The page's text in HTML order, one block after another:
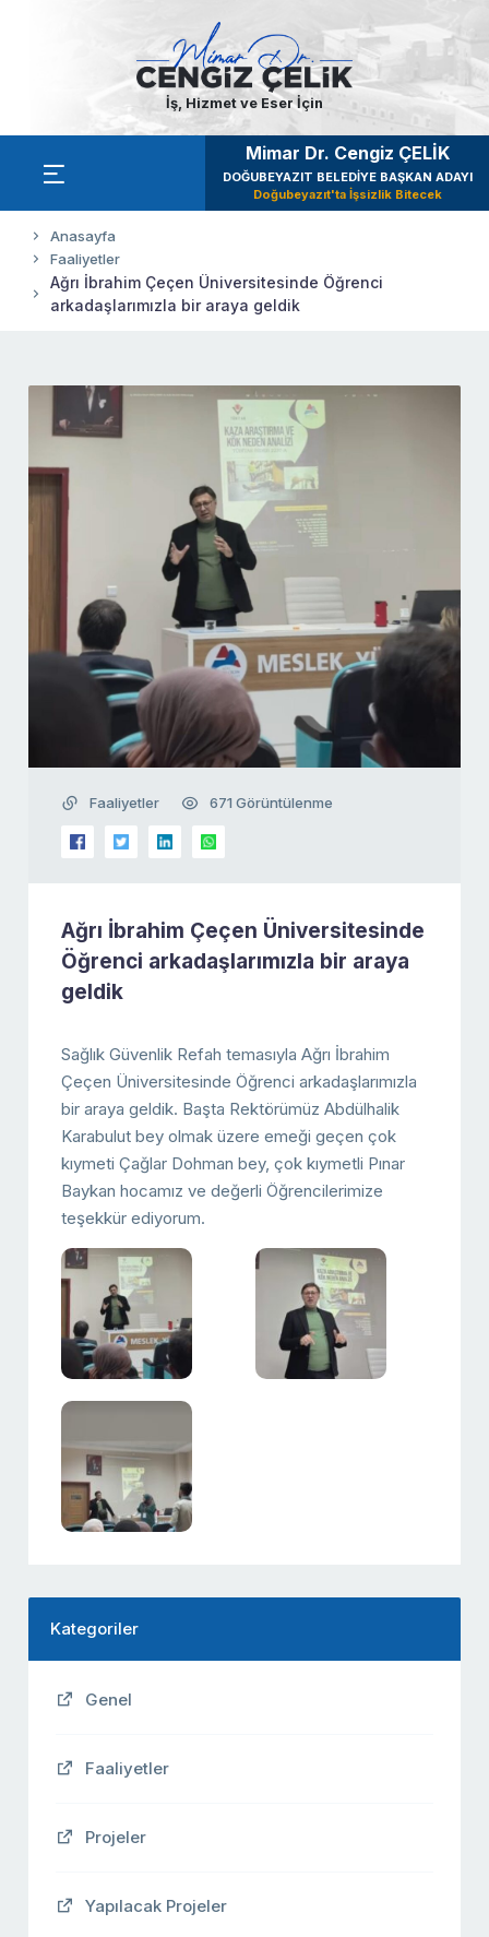
İş, Hizmet ve Eser İçin
Mimar Dr. Cengiz ÇELİK
DOĞUBEYAZIT BELEDİYE BAŞKAN ADAYI
Doğubeyazıt'ta İşsizlik Bitecek
Anasayfa
Faaliyetler
Ağrı İbrahim Çeçen Üniversitesinde Öğrenci
arkadaşlarımızla bir araya geldik
Faaliyetler 671 Görüntülenme
Ağrı İbrahim Çeçen Üniversitesinde
Öğrenci arkadaşlarımızla bir araya
geldik
Sağlık Güvenlik Refah temasıyla Ağrı İbrahim
Çeçen Üniversitesinde Öğrenci arkadaşlarımızla
bir araya geldik. Başta Rektörümüz Abdülhalik
Karabulut bey olmak üzere emeği geçen çok
kıymeti Çağlar Dohman bey, çok kıymetli Pınar
Baykan hocamız ve değerli Öğrencilerimize
teşekkür ediyorum.
Kategoriler
Genel
Faaliyetler
Projeler
Yapılacak Projeler